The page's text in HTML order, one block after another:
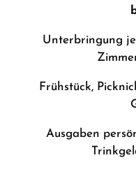
Unterbringung
Frühstück,
Ausgaben